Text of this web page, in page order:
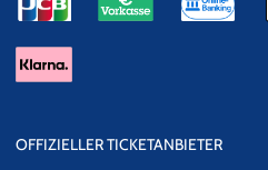
OFFIZIELLER TICKETANBIETER